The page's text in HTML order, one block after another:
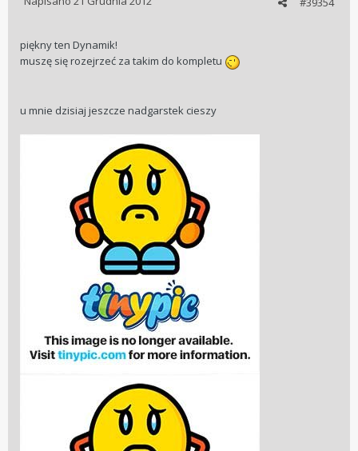
piękny ten Dynamik!
muszę się rozejrzeć za takim do kompletu
u mnie dzisiaj jeszcze nadgarstek cieszy